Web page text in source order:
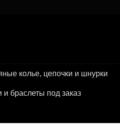
колье, цепочки и шнурки
браслеты под заказ